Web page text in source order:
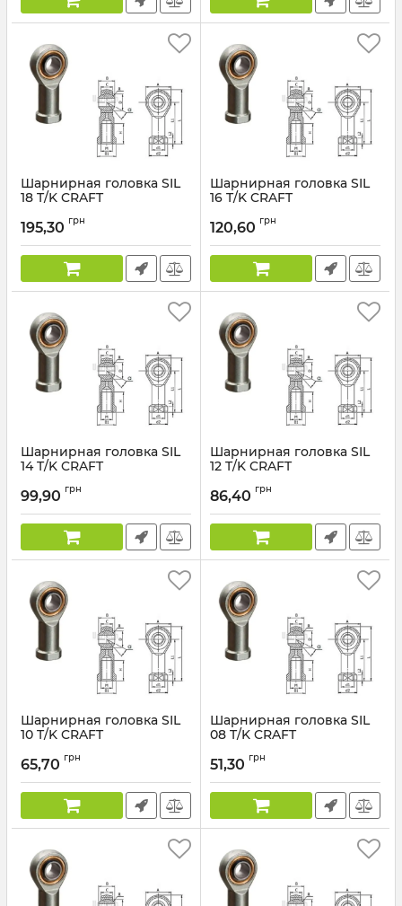
Шарнирная головка SIL
18 T/K CRAFT
195,30 грн
Шарнирная головка SIL
16 T/K CRAFT
120,60 грн
Шарнирная головка SIL
14 T/K CRAFT
99,90 грн
Шарнирная головка SIL
12 T/K CRAFT
86,40 грн
Шарнирная головка SIL
10 T/K CRAFT
65,70 грн
Шарнирная головка SIL
08 T/K CRAFT
51,30 грн